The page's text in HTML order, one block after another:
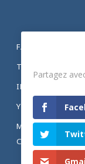
FACEBOOK
TWITTER
INSTAGRAM
YOUTUBE
MENTIONS
Partagez